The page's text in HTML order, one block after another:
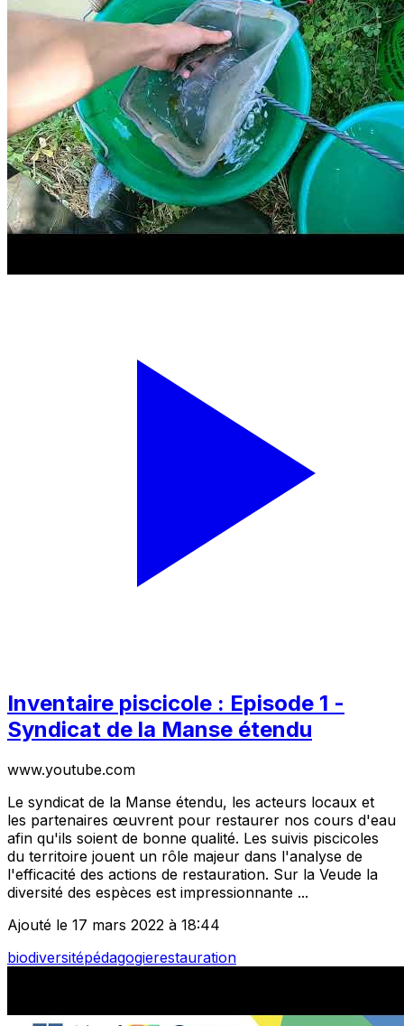
Inventaire piscicole : Episode 1 -
Syndicat de la Manse étendu
www.youtube.com
Le syndicat de la Manse étendu, les acteurs locaux et
les partenaires œuvrent pour restaurer nos cours d'eau
afin qu'ils soient de bonne qualité. Les suivis piscicoles
du territoire jouent un rôle majeur dans l'analyse de
l'efficacité des actions de restauration. Sur la Veude la
diversité des espèces est impressionnante ...
Ajouté le 17 mars 2022 à 18:44
biodiversitépédagogierestauration